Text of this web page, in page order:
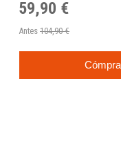
59,90 €
Antes 104,90 €